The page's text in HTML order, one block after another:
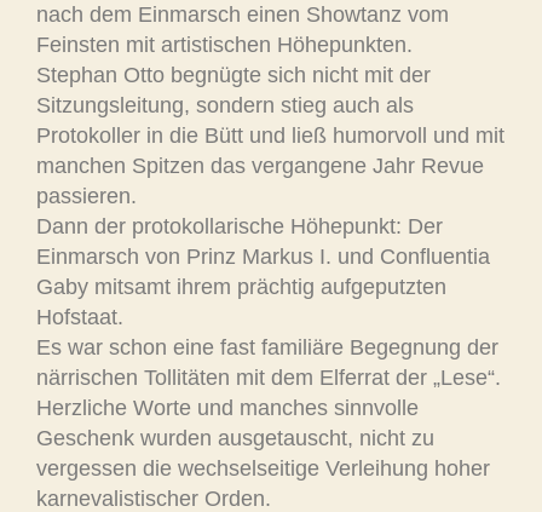
nach dem Einmarsch einen Showtanz vom
Feinsten mit artistischen Höhepunkten.
Stephan Otto begnügte sich nicht mit der
Sitzungsleitung, sondern stieg auch als
Protokoller in die Bütt und ließ humorvoll und mit
manchen Spitzen das vergangene Jahr Revue
passieren.
Dann der protokollarische Höhepunkt: Der
Einmarsch von Prinz Markus I. und Confluentia
Gaby mitsamt ihrem prächtig aufgeputzten
Hofstaat.
Es war schon eine fast familiäre Begegnung der
närrischen Tollitäten mit dem Elferrat der „Lese“.
Herzliche Worte und manches sinnvolle
Geschenk wurden ausgetauscht, nicht zu
vergessen die wechselseitige Verleihung hoher
karnevalistischer Orden.